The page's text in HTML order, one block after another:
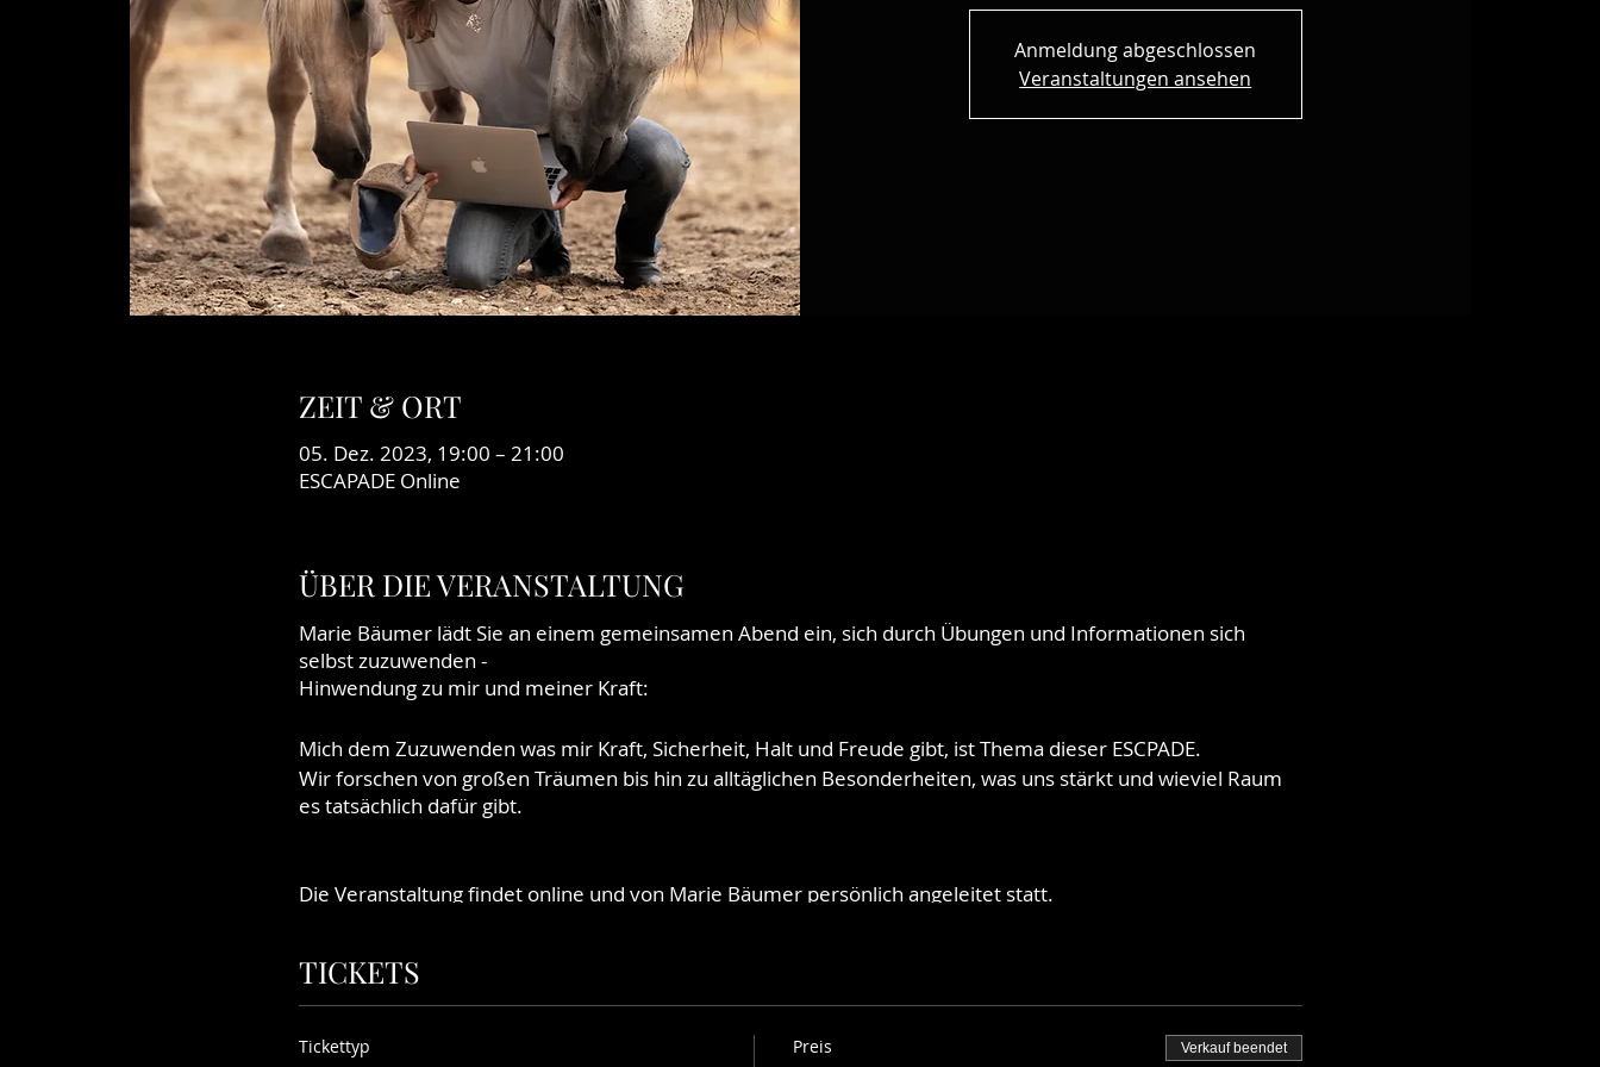
Anmeldung abgeschlossen
Veranstaltungen ansehen
ZEIT & ORT
05. Dez. 2023, 19:00 – 21:00
ESCAPADE Online
ÜBER DIE VERANSTALTUNG
Marie Bäumer lädt Sie an einem gemeinsamen Abend ein, sich durch Übungen und Informationen sich
selbst zuzuwenden -
Hinwendung zu mir und meiner Kraft:
Mich dem Zuzuwenden was mir Kraft, Sicherheit, Halt und Freude gibt, ist Thema dieser ESCPADE.
Wir forschen von großen Träumen bis hin zu alltäglichen Besonderheiten, was uns stärkt und wieviel Raum
es tatsächlich dafür gibt.
Die Veranstaltung findet online und von Marie Bäumer persönlich angeleitet statt.
Interessant ist die
dort gewonnenen Erfahrungen zu vertiefen oder aufzufrischen.
Wir freuen uns auf ehemalige und neue Escapadeur:innen!
TICKETS
Tickettyp Preis Verkauf beendet